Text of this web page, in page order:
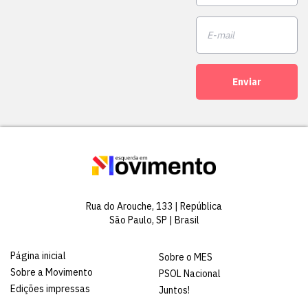
Enviar
Rua do Arouche, 133 | República
São Paulo, SP | Brasil
Página inicial
Sobre a Movimento
Edições impressas
Sobre o MES
PSOL Nacional
Juntos!